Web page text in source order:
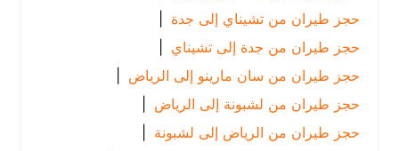
حجز طيران من تشيناي إلى جدة
حجز طيران من جدة إلى تشيناي |
حجز طيران من سان مارينو إلى الرياض
|
حجز طيران من لشبونة إلى الرياض
|
حجز طيران من الرياض إلى لشبونة |